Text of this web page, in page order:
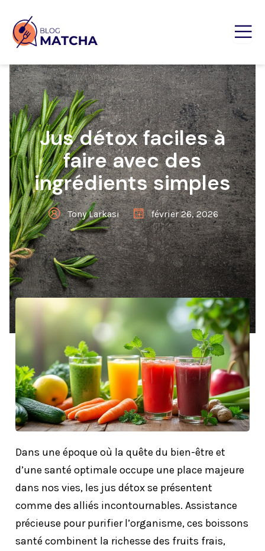
Jus détox faciles à
faire avec des
ingrédients simples
Tony Larkasi février 26, 2026
Dans une époque où la quête du bien-être et
d’une santé optimale occupe une place majeure
dans nos vies, les jus détox se présentent
comme des alliés incontournables. Assistance
précieuse pour purifier l’organisme, ces boissons
santé combinent la richesse des fruits frais,